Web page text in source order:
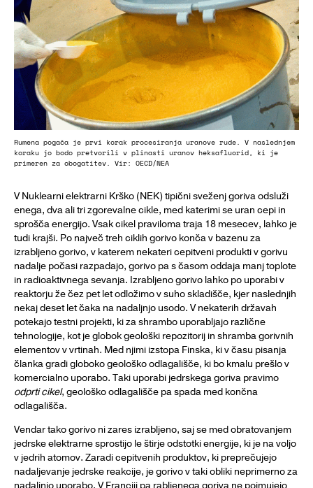
Rumena pogača je prvi korak procesiranja uranove rude. V naslednjem
koraku jo bodo pretvorili v plinasti uranov heksafluorid, ki je
primeren za obogatitev. Vir: OECD/NEA
V Nuklearni elektrarni Krško (NEK) tipični sveženj goriva odsluži
enega, dva ali tri zgorevalne cikle, med katerimi se uran cepi in
sprošča energijo. Vsak cikel praviloma traja 18 mesecev, lahko je
tudi krajši. Po največ treh ciklih gorivo konča v bazenu za
izrabljeno gorivo, v katerem nekateri cepitveni produkti v gorivu
nadalje počasi razpadajo, gorivo pa s časom oddaja manj toplote
in radioaktivnega sevanja. Izrabljeno gorivo lahko po uporabi v
reaktorju že čez pet let odložimo v suho skladišče, kjer naslednjih
nekaj deset let čaka na nadaljnjo usodo. V nekaterih državah
potekajo testni projekti, ki za shrambo uporabljajo različne
tehnologije, kot je globok geološki repozitorij in shramba gorivnih
elementov v vrtinah. Med njimi izstopa Finska, ki v času pisanja
članka gradi globoko geološko odlagališče, ki bo kmalu prešlo v
komercialno uporabo. Taki uporabi jedrskega goriva pravimo
odprti cikel, geološko odlagališče pa spada med končna
odlagališča.
Vendar tako gorivo ni zares izrabljeno, saj se med obratovanjem
jedrske elektrarne sprostijo le štirje odstotki energije, ki je na voljo
v jedrih atomov. Zaradi cepitvenih produktov, ki preprečujejo
nadaljevanje jedrske reakcije, je gorivo v taki obliki neprimerno za
nadaljnjo uporabo. V Franciji pa rabljenega goriva ne pojmujejo